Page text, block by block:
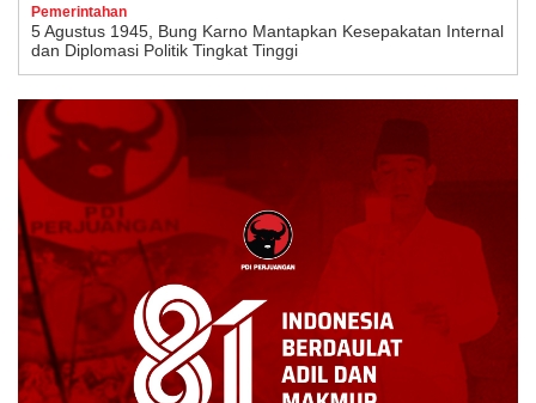
Pemerintahan
5 Agustus 1945, Bung Karno Mantapkan Kesepakatan Internal
dan Diplomasi Politik Tingkat Tinggi